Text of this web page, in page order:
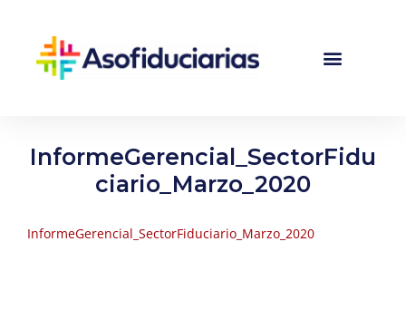
InformeGerencial_SectorFidu
ciario_Marzo_2020
InformeGerencial_SectorFiduciario_Marzo_2020